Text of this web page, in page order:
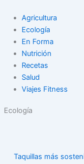
Agricultura
Ecología
En Forma
Nutrición
Recetas
Salud
Viajes Fitness
Ecología
Taquillas más